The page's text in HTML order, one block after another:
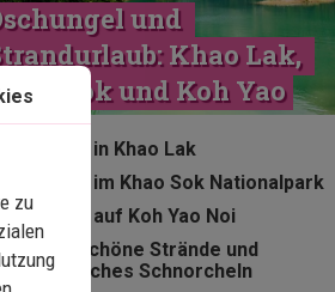
und
Khao Lak,
Sok und Koh Yao
5 Nächte in Khao Lak
2 Nächte im Khao Sok Nationalpark
5 Nächte auf Koh Yao Noi
Wunderschöne Strände und
fantastisches Schnorcheln
zu